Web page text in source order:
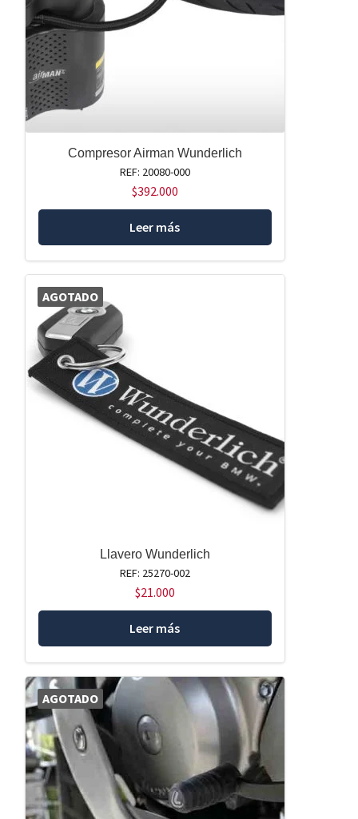
Compresor Airman Wunderlich
REF: 20080-000
$392.000
Leer más
AGOTADO
Llavero Wunderlich
REF: 25270-002
$21.000
Leer más
AGOTADO